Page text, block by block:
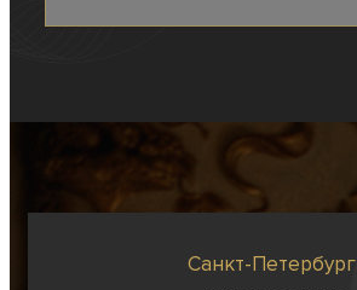
Санкт-Петербург